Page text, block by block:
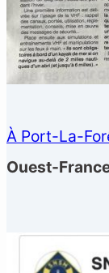
À Port-La-
Ouest-